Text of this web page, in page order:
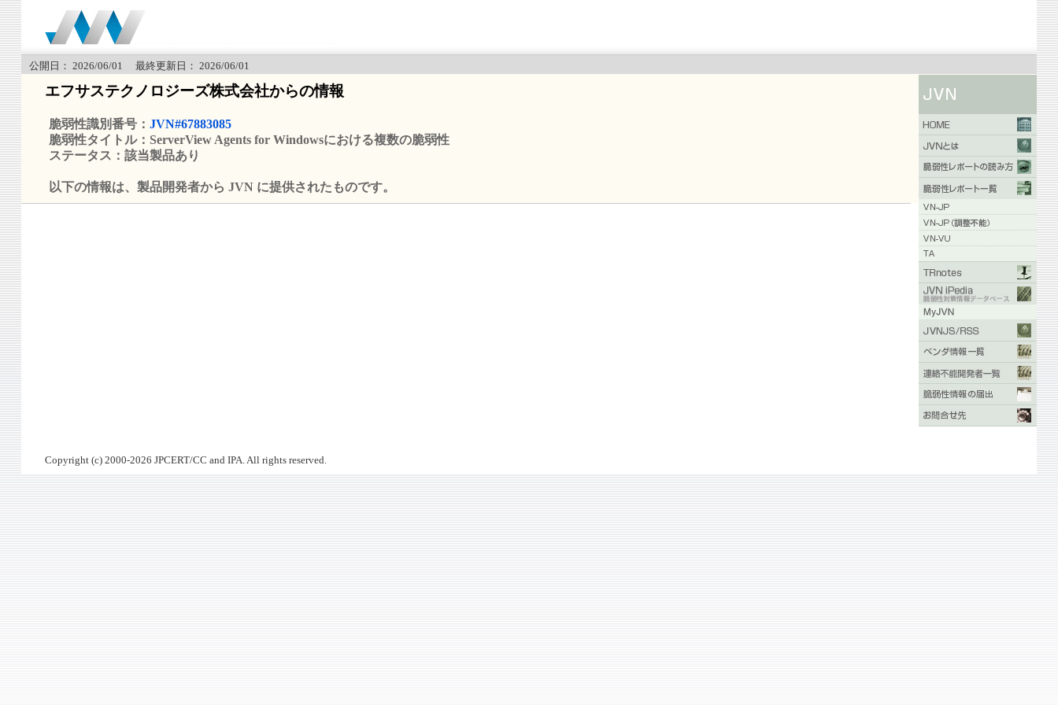
公開日： 2026/06/01 最終更新日： 2026/06/01
エフサステクノロジーズ株式会社からの情報
脆弱性識別番号： JVN#67883085
脆弱性タイトル：ServerView Agents for Windowsにおける複数の脆弱性
ステータス：該当製品あり
以下の情報は、製品開発者から JVN に提供されたものです。
Copyright (c) 2000-2026 JPCERT/CC and IPA. All rights reserved.